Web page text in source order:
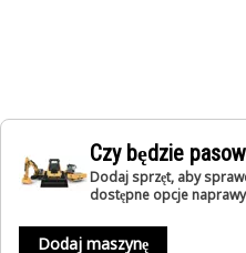
Czy będzie
Dodaj sprzęt, aby
dostępne opcje
Dodaj maszynę